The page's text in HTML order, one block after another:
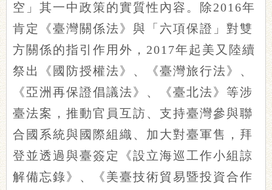
空」其一中政策的實質性內容。除2016年
肯定《臺灣關係法》與「六項保證」對雙
方關係的指引作用外，2017年起美又陸續
祭出《國防授權法》、《臺灣旅行法》、
《亞洲再保證倡議法》、《臺北法》等涉
臺法案，推動官員互訪、支持臺灣參與聯
合國系統與國際組織、加大對臺軍售，拜
登並透過與臺簽定《設立海巡工作小組諒
解備忘錄》、《美臺技術貿易暨投資合作